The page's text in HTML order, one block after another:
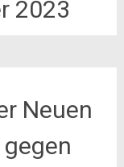
2023
Neuen